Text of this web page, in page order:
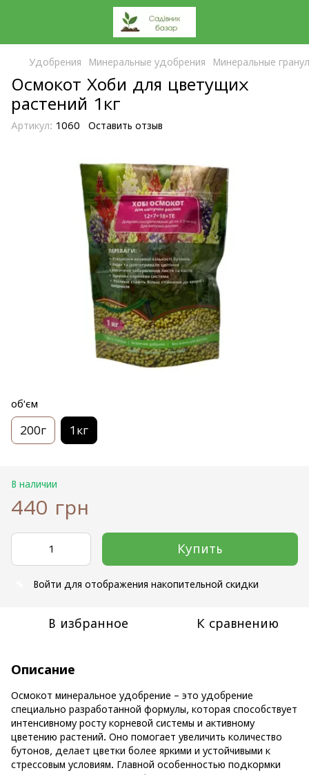
Удобрения Минеральные удобрения Минеральные
Осмокот Хоби для цветущих
растений 1кг
Артикул: 1060 Оставить отзыв
об'єм
200г 1кг
В наличии
440 грн
Купить
Войти для отображения накопительной скидки
В избранное К сравнению
Описание
Осмокот минеральное удобрение – это удобрение
специально разработанной формулы, которая способствует
интенсивному росту корневой системы и активному
цветению растений. Оно помогает увеличить количество
бутонов, делает цветки более яркими и устойчивыми к
стрессовым условиям. Главной особенностью подкормки